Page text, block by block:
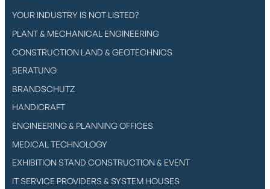
YOUR INDUSTRY IS NOT LISTED?
PLANT & MECHANICAL ENGINEERING
CONSTRUCTION LAND & GEOTECHNICS
BERATUNG
BRANDSCHUTZ
HANDICRAFT
ENGINEERING & PLANNING OFFICES
MEDICAL TECHNOLOGY
EXHIBITION STAND CONSTRUCTION & EVENT
IT SERVICE PROVIDERS & SYSTEM HOUSES